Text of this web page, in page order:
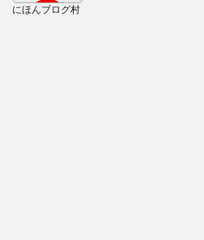
にほんブログ村